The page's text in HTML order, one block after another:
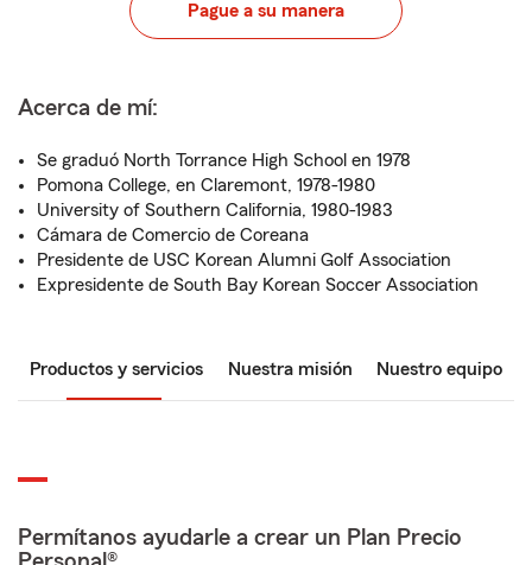
Pague a su manera
Acerca de mí:
Se graduó North Torrance High School en 1978
Pomona College, en Claremont, 1978-1980
University of Southern California, 1980-1983
Cámara de Comercio de Coreana
Presidente de USC Korean Alumni Golf Association
Expresidente de South Bay Korean Soccer Association
Productos y servicios Nuestra misión Nuestro equipo
Permítanos ayudarle a crear un Plan Precio